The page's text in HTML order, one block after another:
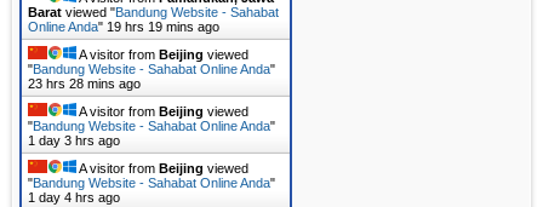
Barat viewed "Bandung Website - Sahabat
Online Anda" 19 hrs 19 mins ago
A visitor from Beijing viewed
"Bandung Website - Sahabat Online Anda"
23 hrs 28 mins ago
A visitor from Beijing viewed
"Bandung Website - Sahabat Online Anda"
1 day 3 hrs ago
A visitor from Beijing viewed
"Bandung Website - Sahabat Online Anda"
1 day 4 hrs ago